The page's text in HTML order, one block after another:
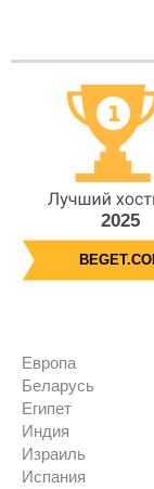
2025
Европа
Беларусь
Египет
Индия
Израиль
Испания